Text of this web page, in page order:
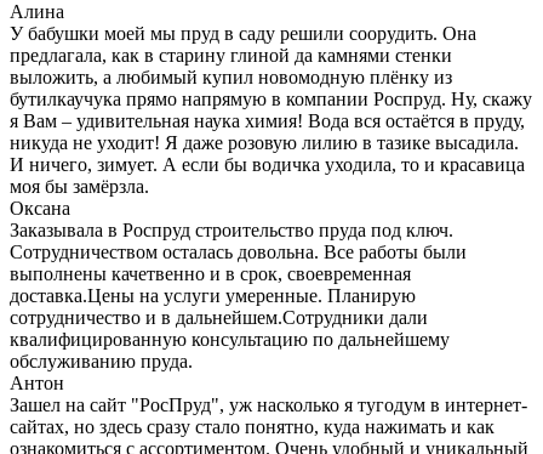
Алина
У бабушки моей мы пруд в саду решили соорудить. Она
предлагала, как в старину глиной да камнями стенки
выложить, а любимый купил новомодную плёнку из
бутилкаучука прямо напрямую в компании Роспруд. Ну, скажу
я Вам – удивительная наука химия! Вода вся остаётся в пруду,
никуда не уходит! Я даже розовую лилию в тазике высадила.
И ничего, зимует. А если бы водичка уходила, то и красавица
моя бы замёрзла.
Оксана
Заказывала в Роспруд строительство пруда под ключ.
Сотрудничеством осталась довольна. Все работы были
выполнены качетвенно и в срок, своевременная
доставка.Цены на услуги умеренные. Планирую
сотрудничество и в дальнейшем.Сотрудники дали
квалифицированную консультацию по дальнейшему
обслуживанию пруда.
Антон
Зашел на сайт "РосПруд", уж насколько я тугодум в интернет-
сайтах, но здесь сразу стало понятно, куда нажимать и как
ознакомиться с ассортиментом. Очень удобный и уникальный